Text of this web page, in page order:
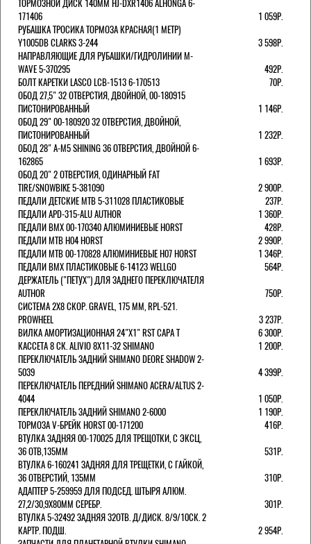
ТОРМОЗНОЙ ДИСК 140ММ HJ-DXR1406 ALHONGA 6-
171406
1 059Р.
РУБАШКА ТРОСИКА ТОРМОЗА КРАСНАЯ(1 МЕТР)
Y1005DB CLARKS 3-244
3 598Р.
НАПРАВЛЯЮЩИЕ ДЛЯ РУБАШКИ/ГИДРОЛИНИИ M-
WAVE 5-370295
492Р.
БОЛТ КАРЕТКИ LASCO LCB-1513 6-170513
70Р.
ОБОД 27,5" 32 ОТВЕРСТИЯ, ДВОЙНОЙ, 00-180915
ПИСТОНИРОВАННЫЙ
1 146Р.
ОБОД 29" 00-180920 32 ОТВЕРСТИЯ, ДВОЙНОЙ,
ПИСТОНИРОВАННЫЙ
1 232Р.
ОБОД 28" A-M5 SHINING 36 ОТВЕРСТИЯ, ДВОЙНОЙ 6-
162865
1 693Р.
ОБОД 20" 2 ОТВЕРСТИЯ, ОДИНАРНЫЙ FAT
TIRE/SNOWBIKE 5-381090
2 900Р.
ПЕДАЛИ ДЕТСКИЕ MTB 5-311028 ПЛАСТИКОВЫЕ
237Р.
ПЕДАЛИ APD-315-ALU AUTHOR
1 360Р.
ПЕДАЛИ BMX 00-170340 АЛЮМИНИЕВЫЕ HORST
428Р.
ПЕДАЛИ MTB H04 HORST
2 990Р.
ПЕДАЛИ MTB 00-170828 АЛЮМИНИЕВЫЕ H07 HORST
1 346Р.
ПЕДАЛИ BMX ПЛАСТИКОВЫЕ 6-14123 WELLGO
564Р.
ДЕРЖАТЕЛЬ ("ПЕТУХ") ДЛЯ ЗАДНЕГО ПЕРЕКЛЮЧАТЕЛЯ
AUTHOR
750Р.
СИСТЕМА 2Х8 СКОР. GRAVEL, 175 ММ, RPL-521.
PROWHEEL
3 237Р.
ВИЛКА АМОРТИЗАЦИОННАЯ 24"Х1" RST CAPA Т
6 300Р.
КАССЕТА 8 СК. ALIVIO 8Х11-32 SHIMANO
1 200Р.
ПЕРЕКЛЮЧАТЕЛЬ ЗАДНИЙ SHIMANO DEORE SHADOW 2-
5039
4 399Р.
ПЕРЕКЛЮЧАТЕЛЬ ПЕРЕДНИЙ SHIMANO ACERA/ALTUS 2-
4044
1 050Р.
ПЕРЕКЛЮЧАТЕЛЬ ЗАДНИЙ SHIMANO 2-6000
1 190Р.
ТОРМОЗА V-БРЕЙК HORST 00-171200
416Р.
ВТУЛКА ЗАДНЯЯ 00-170025 ДЛЯ ТРЕЩОТКИ, С ЭКСЦ,
36 ОТВ,135ММ
531Р.
ВТУЛКА 6-160241 ЗАДНЯЯ ДЛЯ ТРЕЩЕТКИ, С ГАЙКОЙ,
36 ОТВЕРСТИЙ, 135ММ
310Р.
АДАПТЕР 5-259959 ДЛЯ ПОДСЕД. ШТЫРЯ АЛЮМ.
27,2/30,9Х80ММ СЕРЕБР.
301Р.
ВТУЛКА 5-32492 ЗАДНЯЯ 32ОТВ. Д/ДИСК. 8/9/10СК. 2
КАРТР. ПОДШ.
2 954Р.